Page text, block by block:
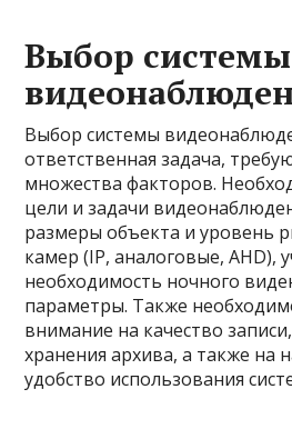
Выбор системы
Выбор системы
ответственная задача,
множества факторов.
цели и задачи
размеры объекта и уровень
камер (IP, аналоговые, AHD),
необходимость ночного
параметры. Также
внимание на качество
хранения архива, а также на
удобство использования